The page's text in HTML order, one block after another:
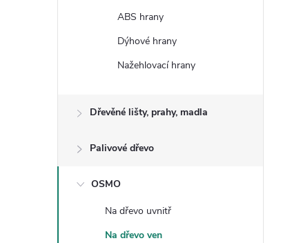
ABS hrany
Dýhové hrany
Nažehlovací hrany
Dřevěné lišty, prahy, madla
Palivové dřevo
OSMO
Na dřevo uvnitř
Na dřevo ven